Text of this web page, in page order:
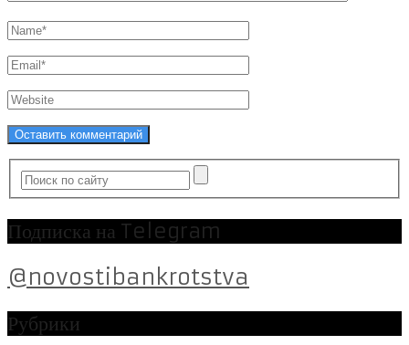
Подписка на Telegram
@novostibankrotstva
Рубрики